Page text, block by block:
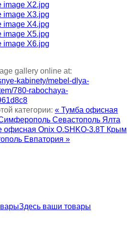
gallery online at:
kabinety/mebel-dlya-
780-rabochaya-
категории: « Тумба офисная
Севастополь Ялта
офисная Onix O.SHKO-3.8T Крым
Евпатория »
Здесь ваши товары